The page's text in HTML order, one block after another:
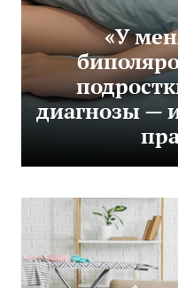
«У
диагнозы —